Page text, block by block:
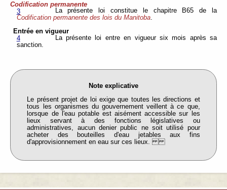
Codification permanente
3
La présente loi constitue le chapitre B65 de la
Codification permanente des lois du Manitoba.
Entrée en vigueur
4
La présente loi entre en vigueur six mois après sa
sanction.
Note explicative
Le présent projet de loi exige que toutes les directions et
tous les organismes du gouvernement veillent à ce que,
lorsque de l'eau potable est aisément accessible sur les
lieux servant à des fonctions législatives ou
administratives, aucun denier public ne soit utilisé pour
acheter des bouteilles d'eau jetables aux fins
d'approvisionnement en eau sur ces lieux.